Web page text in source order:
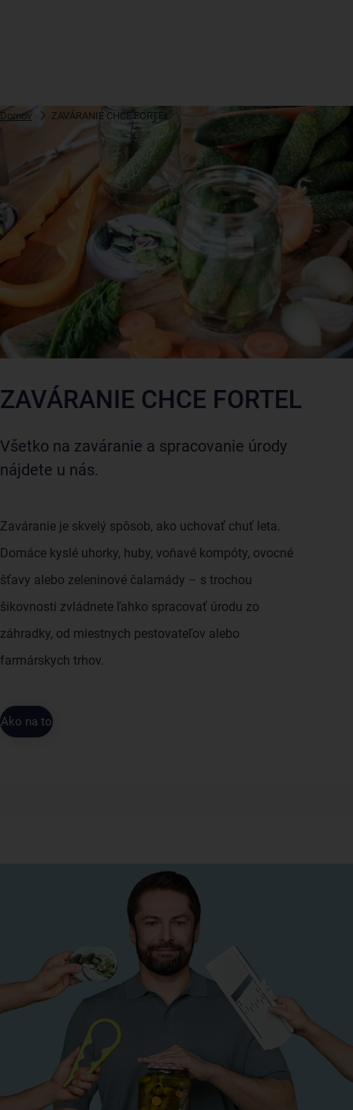
Domov ZAVÁRANIE CHCE FORTEL
ZAVÁRANIE CHCE FORTEL
Všetko na zaváranie a spracovanie úrody
nájdete u nás.
Zaváranie je skvelý spôsob, ako uchovať chuť leta.
Domáce kyslé uhorky, huby, voňavé kompóty, ovocné
šťavy alebo zeleninové čalamády – s trochou
šikovnosti zvládnete ľahko spracovať úrodu zo
záhradky, od miestnych pestovateľov alebo
farmárskych trhov.
Ako na to